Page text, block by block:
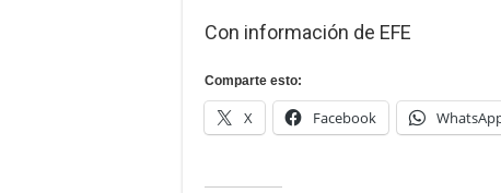
Con información de EFE
Comparte esto:
X Facebook